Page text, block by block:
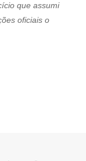
que assumi
oficiais o